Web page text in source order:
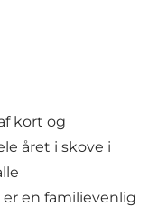
billede
kort og
året i skove i
en familievenlig